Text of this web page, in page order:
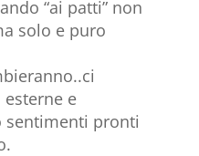
“ai patti” non
solo e puro
e
sentimenti pronti